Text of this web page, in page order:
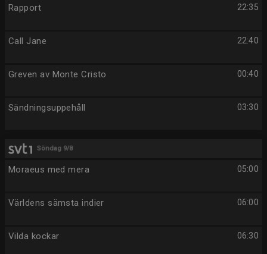
22:35
Rapport
22:40
Call Jane
00:40
Greven av Monte Cristo
03:30
Sändningsuppehåll
Söndag 9/8
05:00
Moraeus med mera
06:00
Världens sämsta indier
06:30
Vilda kockar